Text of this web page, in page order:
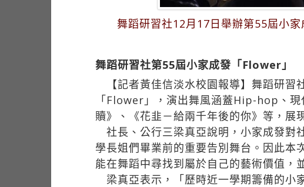
舞蹈研習社12月17日舉辦第55屆小
舞蹈研習社第55屆小家成發「Flower」
【記者黃佳信淡水校園報導】舞蹈研習
「Flower」，演出舞風涵蓋Hip-hop、
贖》、《花韭－給兩千年後的你》等，展
社長、公行三梁真亞說明，小家成發對
學長姐們畢業前的重要告別舞台。因此
能在舞蹈中尋找到屬於自己的藝術價值，
梁真亞表示，「歷時近一學期籌備的小